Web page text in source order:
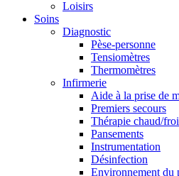
Loisirs
Soins
Diagnostic
Pèse-personne
Tensiomètres
Thermomètres
Infirmerie
Aide à la prise de
Premiers secours
Thérapie chaud/
Pansements
Instrumentation
Désinfection
Environnement du